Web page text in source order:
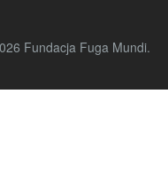
Fundacja Fuga Mundi.